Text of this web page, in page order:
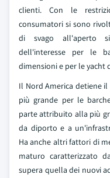
clienti. Con le
consumatori si sono
di svago all'aperto
dell'interesse per le
dimensioni e per le yacht
Il Nord America detiene
più grande per le
parte attribuito alla più
da diporto e a
Ha anche altri fattori di
maturo caratterizzato
supera quella dei nuovi